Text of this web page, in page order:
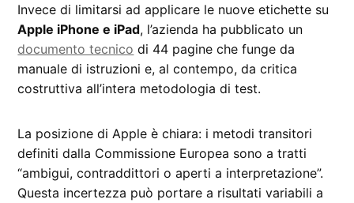
Invece di limitarsi ad applicare le nuove etichette su
Apple iPhone e iPad, l’azienda ha pubblicato un
documento tecnico di 44 pagine che funge da
manuale di istruzioni e, al contempo, da critica
costruttiva all’intera metodologia di test.
La posizione di Apple è chiara: i metodi transitori
definiti dalla Commissione Europea sono a tratti
“ambigui, contraddittori o aperti a interpretazione”.
Questa incertezza può portare a risultati variabili a